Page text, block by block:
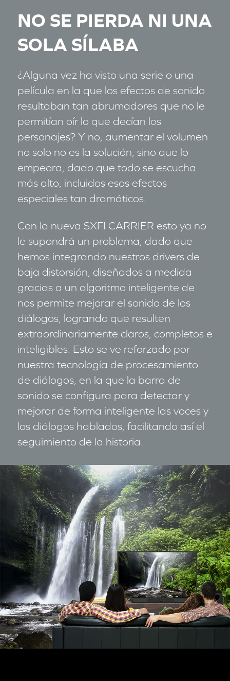
NO SE PIERDA NI UNA
SOLA SÍLABA
¿Alguna vez ha visto una serie o una
película en la que los efectos de sonido
resultaban tan abrumadores que no le
permitían oír lo que decían los
personajes? Y no, aumentar el volumen
no solo no es la solución, sino que lo
empeora, dado que todo se escucha
más alto, incluidos esos efectos
especiales tan dramáticos.
Con la nueva SXFI CARRIER esto ya no
le supondrá un problema, dado que
hemos integrando nuestros drivers de
baja distorsión, diseñados a medida
gracias a un algoritmo inteligente de
nos permite mejorar el sonido de los
diálogos, logrando que resulten
extraordinariamente claros, completos e
inteligibles. Esto se ve reforzado por
nuestra tecnología de procesamiento
de diálogos, en la que la barra de
sonido se configura para detectar y
mejorar de forma inteligente las voces y
los diálogos hablados, facilitando así el
seguimiento de la historia.